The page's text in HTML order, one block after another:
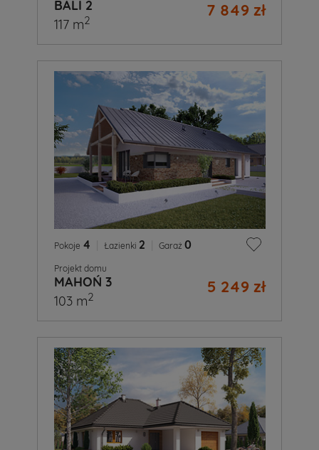
BALI 2 7 849 zł
117 m2
Pokoje 4 Łazienki 2 Garaż 0
Projekt domu
MAHOŃ 3 5 249 zł
103 m2